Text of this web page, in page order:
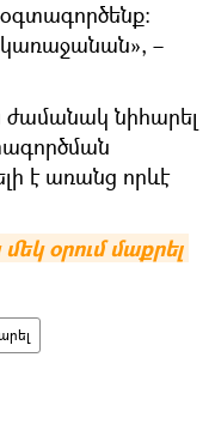
–
ժամանակ նիհարել
է առանց որևէ
օրում մաքրել